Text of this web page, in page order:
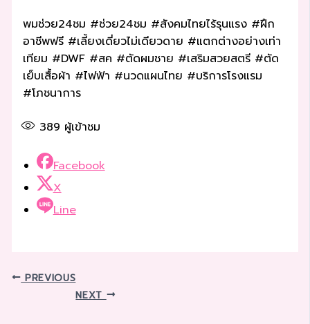
พมช่วย24ชม #ช่วย24ชม #สังคมไทยไร้รุนแรง #ฝึก
อาชีพฟรี #เลี้ยงเดี่ยวไม่เดียวดาย #แตกต่างอย่างเท่า
เทียม #DWF #สค #ตัดผมชาย #เสริมสวยสตรี #ตัด
เย็บเสื้อผ้า #ไฟฟ้า #นวดแผนไทย #บริการโรงแรม
#โภชนาการ
389 ผู้เข้าชม
Facebook
X
Line
PREVIOUS
NEXT